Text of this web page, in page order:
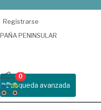
Registrarse
PENINSULAR
Busqueda avanzada
0